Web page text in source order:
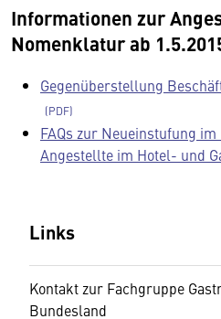
Informationen zur
Nomenklatur ab
Gegenüberstellung
FAQs zur Neueinstufung
Angestellte im Hotel- und
Links
Kontakt zur Fachgruppe
Bundesland